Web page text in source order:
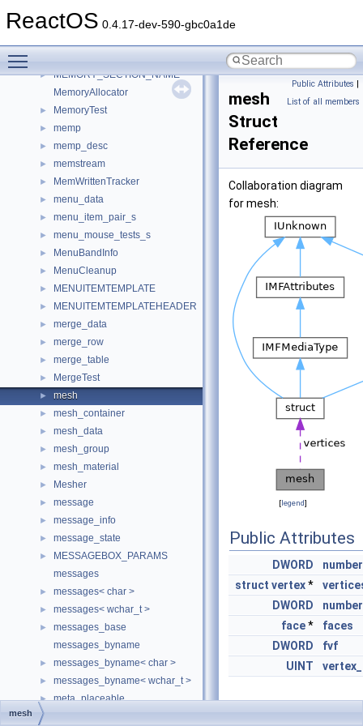
ReactOS 0.4.17-dev-590-gbc0a1de
► memory_map
► MEMORY_SECTION_NAME
MemoryAllocator
► MemoryTest
► memp
► memp_desc
► memstream
► MemWrittenTracker
► menu_data
► menu_item_pair_s
► menu_mouse_tests_s
► MenuBandInfo
► MenuCleanup
► MENUITEMTEMPLATE
► MENUITEMTEMPLATEHEADER
► merge_data
► merge_row
► merge_table
► MergeTest
► mesh
► mesh_container
► mesh_data
► mesh_group
► mesh_material
► Mesher
► message
► message_info
► message_state
►
MESSAGEBOX_PARAMS
messages
► messages< char >
► messages< wchar_t >
►
messages_base
messages_byname
► messages_byname< char >
► messages_byname< wchar_t >
► meta_placeable
►
Public Attributes |
List of all members
mesh
Struct
Reference
Collaboration diagram
for mesh:
[legend]
Public Attributes
DWORD
struct vertex*
DWORD
face*
faces
DWORD
fvf
UINT
mesh